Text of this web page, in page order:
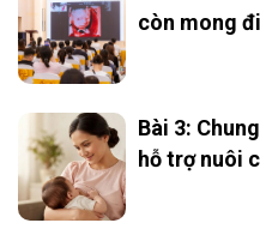
còn mong
Bài 3:
hỗ trợ nuôi